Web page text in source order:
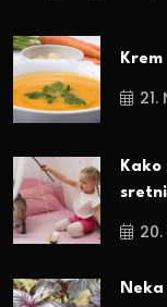
Kako